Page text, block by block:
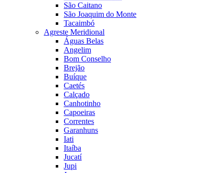
São Caitano
São Joaquim do Monte
Tacaimbó
Agreste Meridional
Águas Belas
Angelim
Bom Conselho
Brejão
Buíque
Caetés
Calçado
Canhotinho
Capoeiras
Correntes
Garanhuns
Iati
Itaíba
Jucatí
Jupi